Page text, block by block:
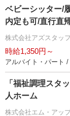
ベビーシッター/
内定も可/直行直
株式会社アズスタッ
時給1,350円～
アルバイト・パート
「福祉調理スタ
人ホーム
株式会社エム・アッ